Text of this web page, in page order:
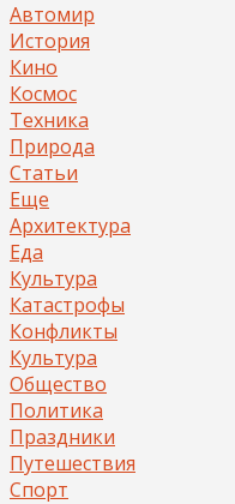
Автомир
История
Кино
Космос
Техника
Природа
Статьи
Еще
Архитектура
Еда
Культура
Катастрофы
Конфликты
Культура
Общество
Политика
Праздники
Путешествия
Спорт